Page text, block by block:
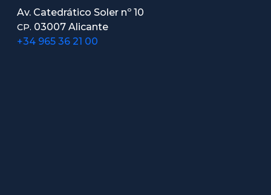
Av. Catedrático Soler nº 10
CP. 03007 Alicante
+34 965 36 21 00